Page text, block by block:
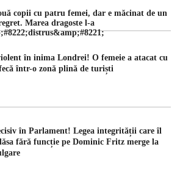
copii cu patru femei, dar e măcinat de un
Marea dragoste l-a
în inima Londrei! O femeie a atacat cu
într-o zonă plină de turiști
în Parlament! Legea integrității care îl
fără funcție pe Dominic Fritz merge la